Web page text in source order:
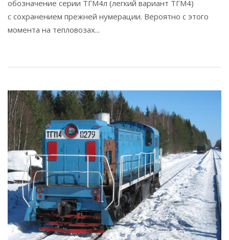
обозначение серии ТГМ4л (легкий вариант ТГМ4)
с сохранением прежней нумерации. Вероятно с этого
момента на тепловозах...